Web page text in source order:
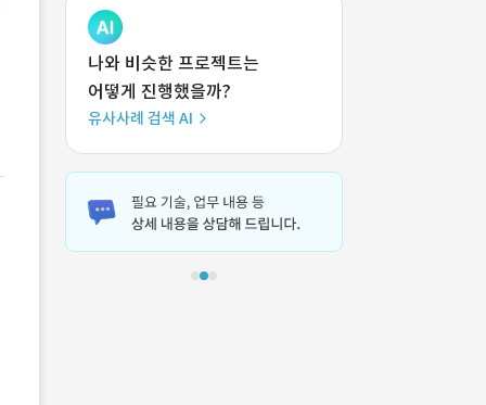
나와 비슷한 프로젝트는
어떻게 진행했을까?
유사사례 검색 AI